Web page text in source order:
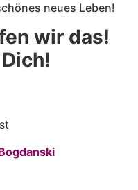
neues Leben!
wir das!